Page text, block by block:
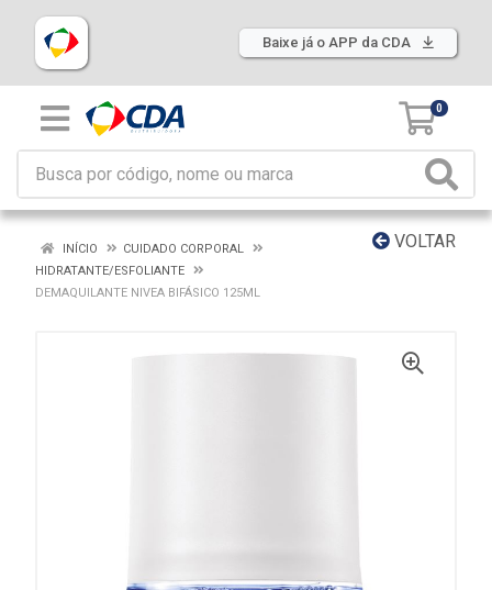
Baixe já o APP da CDA
0
VOLTAR
INÍCIO
CUIDADO CORPORAL
HIDRATANTE/ESFOLIANTE
DEMAQUILANTE NIVEA BIFÁSICO 125ML